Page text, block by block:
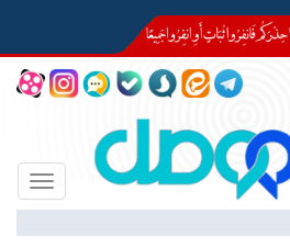
Toggle